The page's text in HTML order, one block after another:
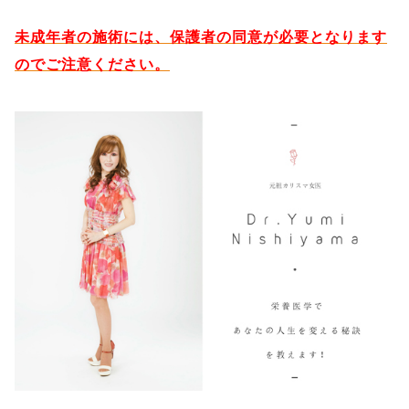
未成年者の施術には、保護者の同意が必要となります
のでご注意ください。